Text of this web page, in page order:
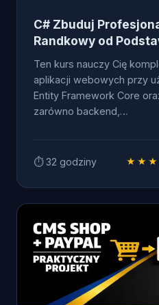
C# Zbuduj
Randkowy od
Ten kurs nauczy Cię
aplikacji webowych przy
Entity Framework Core
zarówno backend,…
⏱ 32 godziny
OD ZERA DO .NET